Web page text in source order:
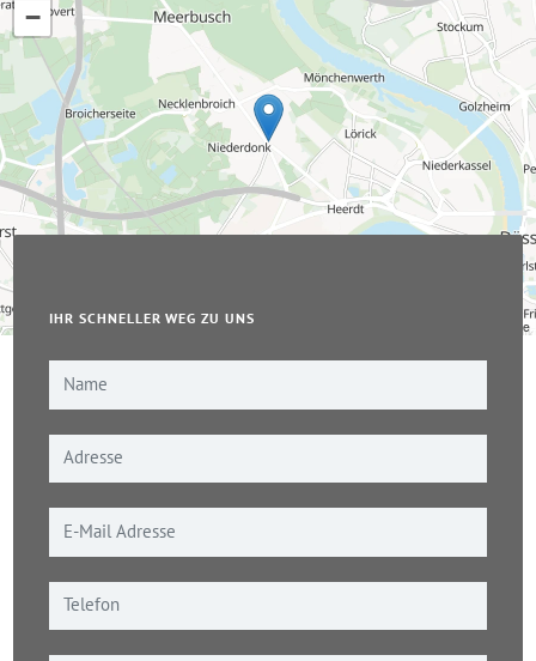
−
© OpenStreetMap-Mitwirkende
IHR SCHNELLER WEG ZU UNS